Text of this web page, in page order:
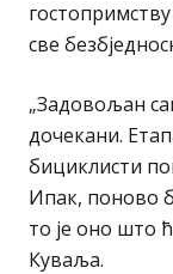
све
„Задовољан
дочекани.
бициклисти
Ипак, поново
то је оно што
Куваља.